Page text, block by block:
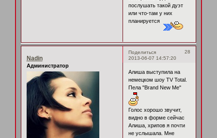
послушать такой дуэт
или что-там у них
планируется
Поделиться
28
2013-06-07 14:57:20
Nadin
Администратор
Алиша выступила на
немецком шоу TV Total.
Пела "Brand New Me"
Голос хорошо звучит,
видно в форме сейчас
Алиша, хрипов я почти
не услышала. Мне